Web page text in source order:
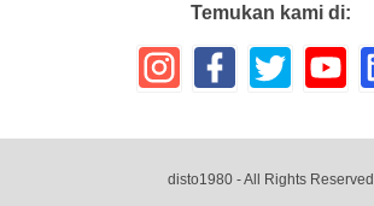
Temukan kami di:
disto1980- All Rights Reserved